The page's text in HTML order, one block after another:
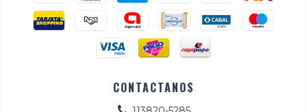
CONTACTANOS